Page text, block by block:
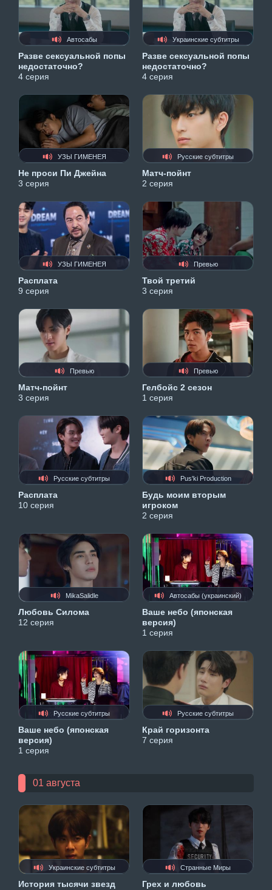
Автосабы
Разве сексуальной попы
недостаточно?
4 серия
Украинские субтитры
Разве сексуальной попы
недостаточно?
4 серия
УЗЫ ГИМЕНЕЯ
Не проси Пи Джейна
3 серия
Русские субтитры
Матч-пойнт
2 серия
УЗЫ ГИМЕНЕЯ
Расплата
9 серия
Превью
Твой третий
3 серия
Превью
Матч-пойнт
3 серия
Превью
Гелбойс 2 сезон
1 серия
Русские субтитры
Расплата
10 серия
Pus'ki Production
Будь моим вторым
игроком
2 серия
MikaSalidle
Любовь Силома
12 серия
Автосабы (украинский)
Ваше небо (японская
версия)
1 серия
Русские субтитры
Ваше небо (японская
версия)
1 серия
Русские субтитры
Край горизонта
7 серия
01 августа
Украинские субтитры
История тысячи звезд
Странные Миры
Грех и любовь